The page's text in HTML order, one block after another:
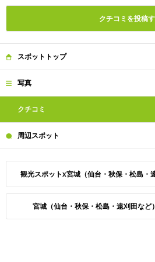
クチコミを投稿
スポット トップ
写真
クチコミ
周辺スポット
観光スポットx宮城（仙台・秋保・松島・
宮城（仙台・秋保・松島・遠刈田など